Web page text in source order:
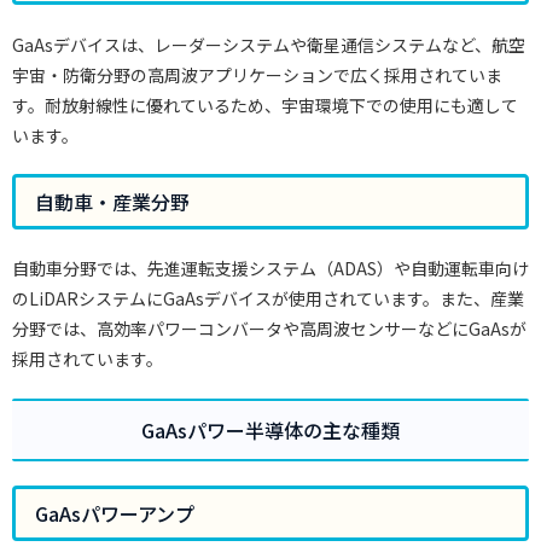
GaAsデバイスは、レーダーシステムや衛星通信システムなど、航空
宇宙・防衛分野の高周波アプリケーションで広く採用されていま
す。耐放射線性に優れているため、宇宙環境下での使用にも適して
います。
自動車・産業分野
自動車分野では、先進運転支援システム（ADAS）や自動運転車向け
のLiDARシステムにGaAsデバイスが使用されています。また、産業
分野では、高効率パワーコンバータや高周波センサーなどにGaAsが
採用されています。
GaAsパワー半導体の主な種類
GaAsパワーアンプ